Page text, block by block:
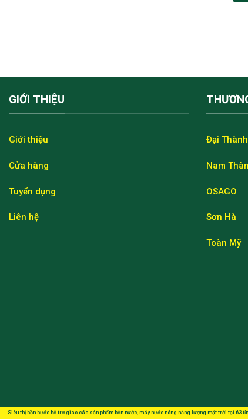
GIỚI THIỆU
Giới thiệu
Cửa hàng
Tuyển dụng
Liên hệ
Đại Thành
Nam
OSAGO
Sơn Hà
Toàn Mỹ
Siêu thị bồn bước hỗ trợ giao các sản phẩm bồn nước, máy nước nóng năng lượng mặt trời tại 63 tỉnh